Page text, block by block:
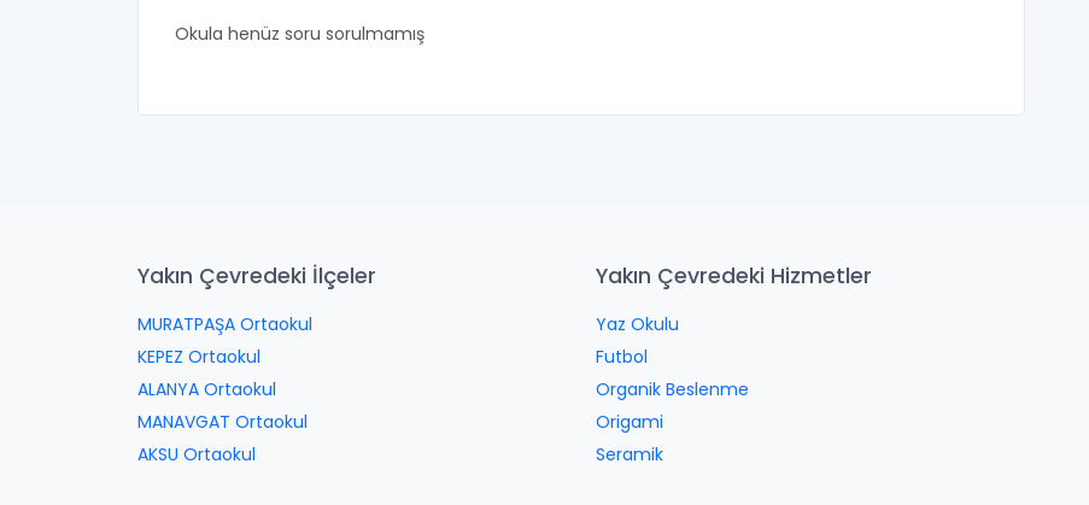
Okula henüz soru sorulmamış
Yakın Çevredeki İlçeler
MURATPAŞA Ortaokul
KEPEZ Ortaokul
ALANYA Ortaokul
MANAVGAT Ortaokul
AKSU Ortaokul
Yakın Çevredeki Hizmetler
Yaz Okulu
Futbol
Organik Beslenme
Origami
Seramik